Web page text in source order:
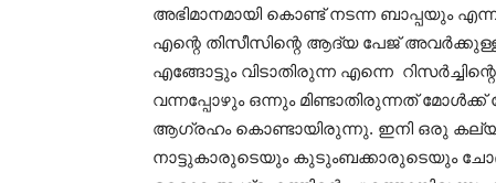
അഭിമാനമായി കൊണ്ട് നടന്ന ബാപ്പയും
എന്റെ തിസീസിന്റെ ആദ്യ പേജ്
എങ്ങോട്ടും വിടാതിരുന്ന എന്നെ
വന്നപ്പോഴും ഒന്നും മിണ്ടാതിരുന്നത്
ആഗ്രഹം കൊണ്ടായിരുന്നു. ഇനി ഒരു
നാട്ടുകാരുടെയും കുടുംബക്കാരുടെയും